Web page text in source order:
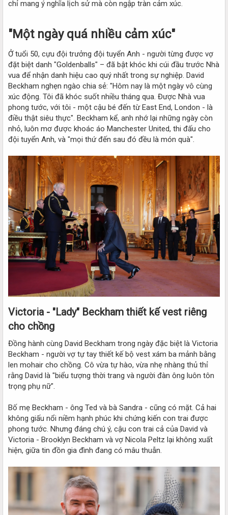
chỉ mang ý nghĩa lịch sử mà còn ngập tràn cảm xúc.
"Một ngày quá nhiều cảm xúc"​
Ở tuổi 50, cựu đội trưởng đội tuyển Anh - người từng được vợ
đặt biệt danh "Goldenballs" – đã bật khóc khi cúi đầu trước Nhà
vua để nhận danh hiệu cao quý nhất trong sự nghiệp. David
Beckham nghẹn ngào chia sẻ: "Hôm nay là một ngày vô cùng
xúc động. Tôi đã khóc suốt nhiều tháng qua. Được Nhà vua
phong tước, với tôi - một cậu bé đến từ East End, London - là
điều thật siêu thực". Beckham kể, anh nhớ lại những ngày còn
nhỏ, luôn mơ được khoác áo Manchester United, thi đấu cho
đội tuyển Anh, và "mọi thứ đến sau đó đều là món quà".
Victoria - "Lady" Beckham thiết kế vest riêng
cho chồng​
Đồng hành cùng David Beckham trong ngày đặc biệt là Victoria
Beckham - người vợ tự tay thiết kế bộ vest xám ba mảnh bằng
len mohair cho chồng. Cô vừa tự hào, vừa nhẹ nhàng thủ thỉ
rằng David là "biểu tượng thời trang và người đàn ông luôn tôn
trọng phụ nữ".
Bố mẹ Beckham - ông Ted và bà Sandra - cũng có mặt. Cả hai
không giấu nổi niềm hạnh phúc khi chứng kiến con trai được
phong tước. Nhưng đáng chú ý, cậu con trai cả của David và
Victoria - Brooklyn Beckham và vợ Nicola Peltz lại không xuất
hiện, giữa tin đồn gia đình đang có mâu thuẫn.